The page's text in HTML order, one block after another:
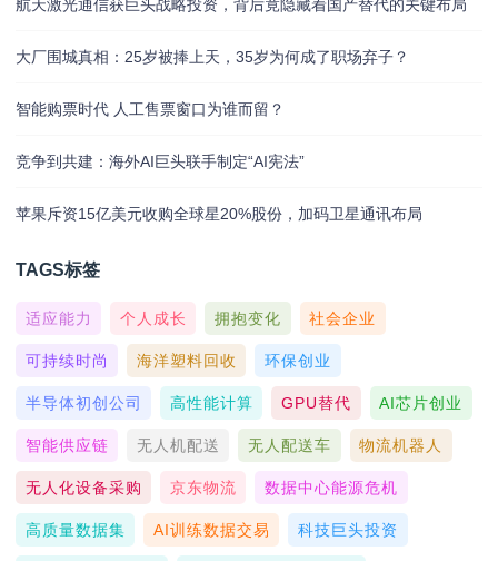
航天激光通信获巨头战略投资，背后竟隐藏着国产替代的关键布局
大厂围城真相：25岁被捧上天，35岁为何成了职场弃子？
智能购票时代 人工售票窗口为谁而留？
竞争到共建：海外AI巨头联手制定“AI宪法”
苹果斥资15亿美元收购全球星20%股份，加码卫星通讯布局
TAGS标签
适应能力 个人成长 拥抱变化 社会企业
可持续时尚 海洋塑料回收 环保创业
半导体初创公司 高性能计算 GPU替代 AI芯片创业
智能供应链 无人机配送 无人配送车 物流机器人
无人化设备采购 京东物流 数据中心能源危机
高质量数据集 AI训练数据交易 科技巨头投资